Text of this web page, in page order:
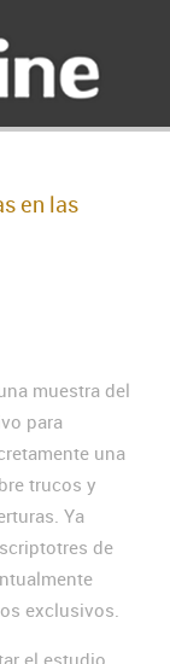
en las
muestra del
para
una
trucos y
Ya
de
exclusivos.
el estudio